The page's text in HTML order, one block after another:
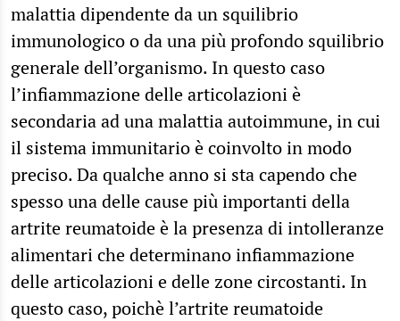
malattia dipendente da un squilibrio
immunologico o da una più profondo squilibrio
generale dell’organismo. In questo caso
l’infiammazione delle articolazioni è
secondaria ad una malattia autoimmune, in cui
il sistema immunitario è coinvolto in modo
preciso. Da qualche anno si sta capendo che
spesso una delle cause più importanti della
artrite reumatoide è la presenza di intolleranze
alimentari che determinano infiammazione
delle articolazioni e delle zone circostanti. In
questo caso, poichè l’artrite reumatoide